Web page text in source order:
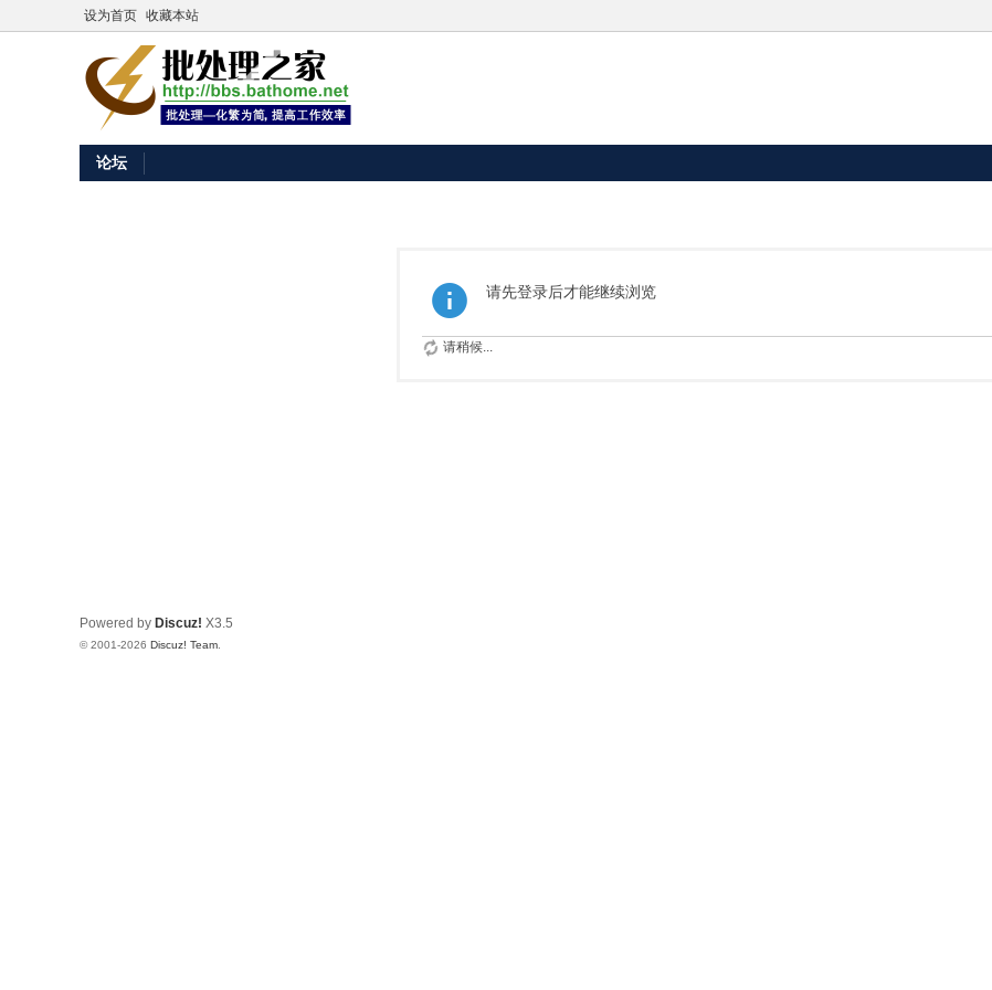
设为首页 收藏本站
论坛
请先登录后才能继续浏览
请稍候...
Powered by Discuz! X3.5
© 2001-2026 Discuz! Team